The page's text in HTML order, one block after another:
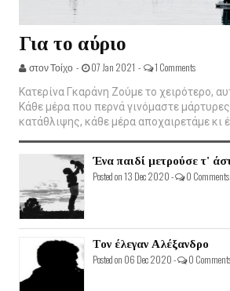
Για το αύριο
στον Τοίχο - 07 Jan 2021 - 1 Comments
Κατερίνα Γκαράνη Ζούμε το χειρότερο,
Κάθε μέρα που περνά γινόμαστε
κατάθλιψης, κάθε μέρα αποχαιρετάμε κι
Ένα παιδί μετρούσε τ'
Posted on 13 Dec 2020 - 0 Comments
Τον έλεγαν Αλέξανδρο
Posted on 06 Dec 2020 - 0